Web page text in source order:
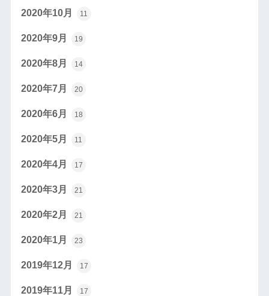
2020年10月 11
2020年9月 19
2020年8月 14
2020年7月 20
2020年6月 18
2020年5月 11
2020年4月 17
2020年3月 21
2020年2月 21
2020年1月 23
2019年12月 17
2019年11月 17